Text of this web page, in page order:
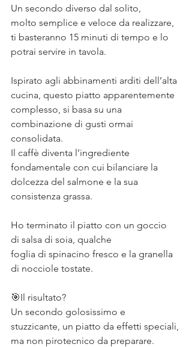
Un secondo diverso dal solito,
molto semplice e veloce da realizzare,
ti basteranno 15 minuti di tempo e lo
potrai servire in tavola. ⠀
Ispirato agli abbinamenti arditi dell’alta
cucina, questo piatto apparentemente
complesso, si basa su una
combinazione di gusti ormai
consolidata.⠀
Il caffè diventa l’ingrediente ⠀
fondamentale con cui bilanciare la
dolcezza del salmone e la sua
consistenza grassa.⠀
Ho terminato il piatto con un goccio
di salsa di soia, qualche⠀
foglia di spinacino fresco e la granella
di nocciole tostate.⠀
🎯Il risultato? ⠀
Un secondo golosissimo e
stuzzicante, un piatto da effetti speciali,
ma non pirotecnico da preparare.